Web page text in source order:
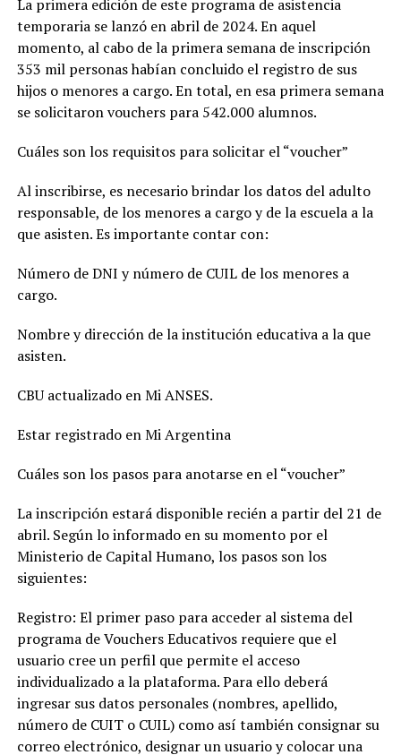
La primera edición de este programa de asistencia
temporaria se lanzó en abril de 2024. En aquel
momento, al cabo de la primera semana de inscripción
353 mil personas habían concluido el registro de sus
hijos o menores a cargo. En total, en esa primera semana
se solicitaron vouchers para 542.000 alumnos.
Cuáles son los requisitos para solicitar el “voucher”
Al inscribirse, es necesario brindar los datos del adulto
responsable, de los menores a cargo y de la escuela a la
que asisten. Es importante contar con:
Número de DNI y número de CUIL de los menores a
cargo.
Nombre y dirección de la institución educativa a la que
asisten.
CBU actualizado en Mi ANSES.
Estar registrado en Mi Argentina
Cuáles son los pasos para anotarse en el “voucher”
La inscripción estará disponible recién a partir del 21 de
abril. Según lo informado en su momento por el
Ministerio de Capital Humano, los pasos son los
siguientes:
Registro: El primer paso para acceder al sistema del
programa de Vouchers Educativos requiere que el
usuario cree un perfil que permite el acceso
individualizado a la plataforma. Para ello deberá
ingresar sus datos personales (nombres, apellido,
número de CUIT o CUIL) como así también consignar su
correo electrónico, designar un usuario y colocar una